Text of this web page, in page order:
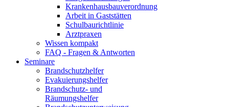
Krankenhausbauverordnung
Arbeit in Gaststätten
Schulbaurichtlinie
Arztpraxen
Wissen kompakt
FAQ - Fragen & Antworten
Seminare
Brandschutzhelfer
Evakuierungshelfer
Brandschutz- und
Räumungshelfer